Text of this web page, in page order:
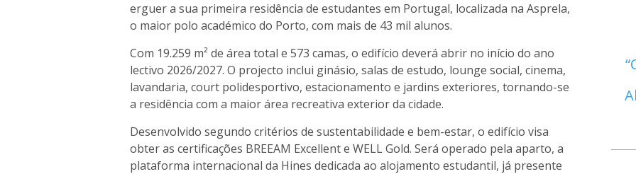
erguer a sua primeira residência de estudantes em Portugal, localizada na Asprela,
o maior polo académico do Porto, com mais de 43 mil alunos.
Com 19.259 m² de área total e 573 camas, o edifício deverá abrir no início do ano
lectivo 2026/2027. O projecto inclui ginásio, salas de estudo, lounge social, cinema,
lavandaria, court polidesportivo, estacionamento e jardins exteriores, tornando-se
a residência com a maior área recreativa exterior da cidade.
Desenvolvido segundo critérios de sustentabilidade e bem-estar, o edifício visa
obter as certificações BREEAM Excellent e WELL Gold. Será operado pela aparto, a
plataforma internacional da Hines dedicada ao alojamento estudantil, já presente